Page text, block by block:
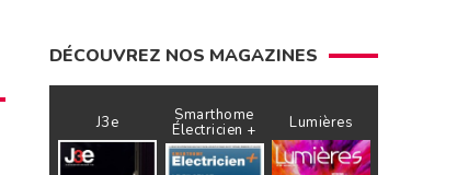
DÉCOUVREZ NOS MAGAZINES
J3e Smarthome
Électricien + Lumières